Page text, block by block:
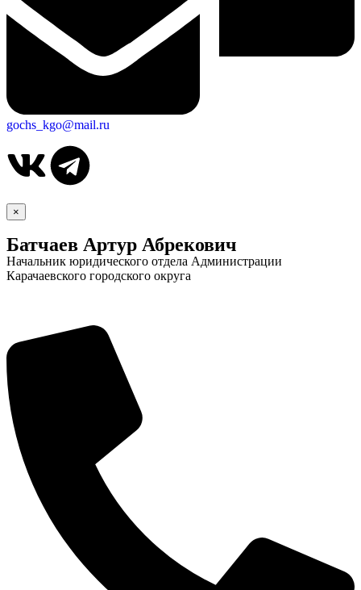
gochs_kgo@mail.ru
×
Батчаев Артур Абрекович
Начальник юридического отдела Администрации
Карачаевского городского округа